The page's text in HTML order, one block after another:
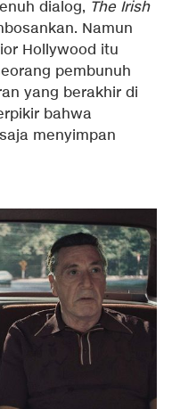
dialog, The Irish
Namun
Hollywood itu
pembunuh
yang berakhir di
bahwa
menyimpan